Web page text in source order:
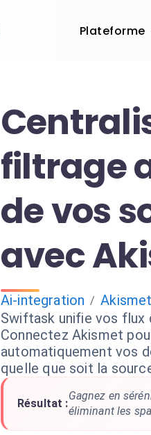
Plateforme
filtrage
de vos
avec
Ai-integration / Akismet
Swiftask unifie vos flux
Connectez Akismet
automatiquement vos
quelle que soit la
Résultat :
Gagnez en
éliminant les